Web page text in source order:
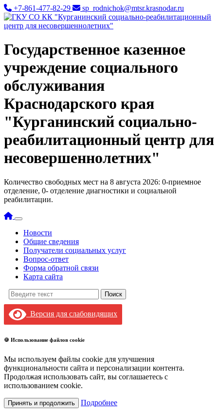
+7-861-477-82-29 sp_rodnichok@mtsr.krasnodar.ru
Государственное казенное
учреждение социального
обслуживания
Краснодарского края
"Курганинский социально-
реабилитационный центр для
несовершеннолетних"
Количество свободных мест на 8 августа 2026: 0-приемное
отделение, 0- отделение диагностики и социальной
реабилитации.
Новости
Общие сведения
Получатели социальных услуг
Вопрос-ответ
Форма обратной связи
Карта сайта
Поиск:
Версия для слабовидящих
🍪 Использование файлов cookie
Мы используем файлы cookie для улучшения
функциональности сайта и персонализации контента.
Продолжая использовать сайт, вы соглашаетесь с
использованием cookie.
Принять и продолжить Подробнее